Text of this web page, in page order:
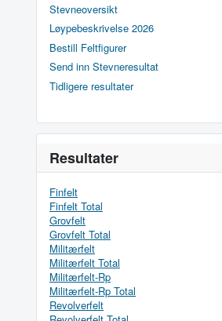
Stevneoversikt
Løypebeskrivelse 2026
Bestill Feltfigurer
Send inn Stevneresultat
Tidligere resultater
Resultater
Finfelt
Finfelt Total
Grovfelt
Grovfelt Total
Militærfelt
Militærfelt Total
Militærfelt-Rp
Militærfelt-Rp Total
Revolverfelt